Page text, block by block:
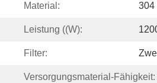
Material: 304
Leistung ((w):
Filter:
Versorgungsmaterial-Fähigkeit: